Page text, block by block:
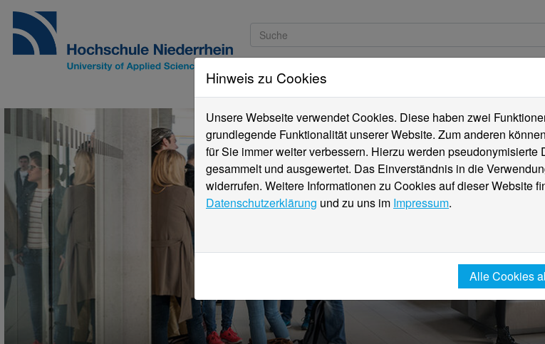
Studieninteressierte
Hinweis zu Cookies
Unsere Webseite verwendet Cookies. Diese haben zwei
grundlegende Funktionalität unserer Website. Zum anderen
für Sie immer weiter verbessern. Hierzu werden pseudonymisierte
gesammelt und ausgewertet. Das Einverständnis in die
widerrufen. Weitere Informationen zu Cookies auf dieser Website
Datenschutzerklärung und zu uns im Impressum.
Alle Cookies